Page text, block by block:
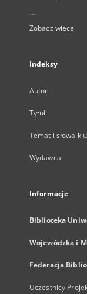
...
Zobacz więcej
Indeksy
Autor
Tytuł
Temat i słowa
Wydawca
Informacje
Biblioteka
Wojewódzka i
Federacja
Uczestnicy